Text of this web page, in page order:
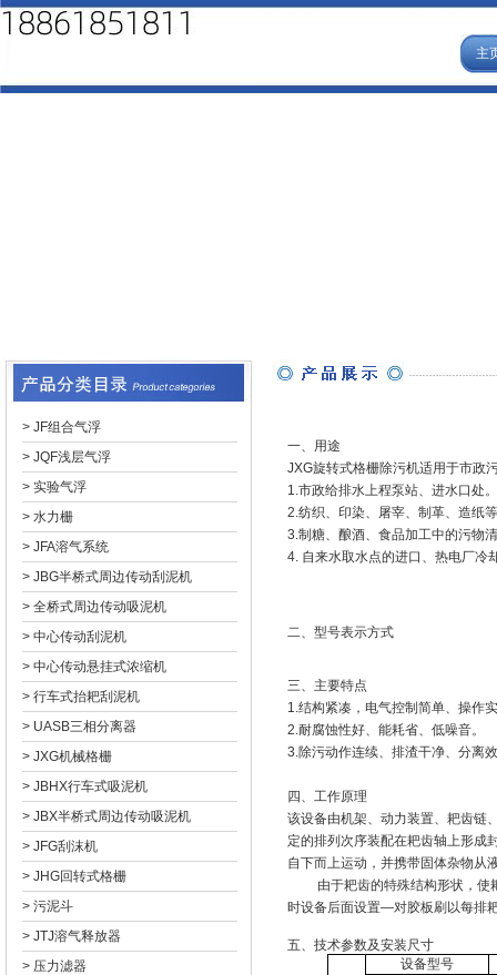
主
> JF组合气浮
> JQF浅层气浮
> 实验气浮
> 水力栅
> JFA溶气系统
> JBG半桥式周边传动刮泥机
> 全桥式周边传动吸泥机
> 中心传动刮泥机
> 中心传动悬挂式浓缩机
> 行车式抬耙刮泥机
> UASB三相分离器
> JXG机械格栅
> JBHX行车式吸泥机
> JBX半桥式周边传动吸泥机
> JFG刮沫机
> JHG回转式格栅
> 污泥斗
> JTJ溶气释放器
> 压力滤器
一、用途
JXG旋转式格栅除污机适用于市政污
1.市政给排水上程泵站、进水口处。
2.纺织、印染、屠宰、制革、
3.制糖、酿酒、食品加工中的污物清
4. 自来水取水点的进口、热电厂冷
二、型号表示方式
三、主要特点
1.结构紧凑，电气控制简单、操作
2.耐腐蚀性好、能耗省、低噪音。
3.除污动作连续、排渣干净、分离效
四、工作原理
该设备由机架、动力装置、耙
定的排列次序装配在耙齿轴上形成封
自下而上运动，并携带固体杂物从
由于耙齿的特殊结构形状，使耙
时设备后面设置—对胶板刷以每排耙
五、技术参数及安装尺寸
设备型号